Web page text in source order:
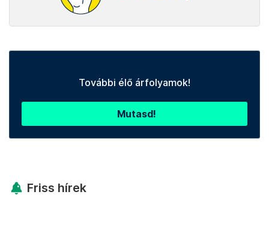
További élő árfolyamok!
Mutasd!
Friss hírek